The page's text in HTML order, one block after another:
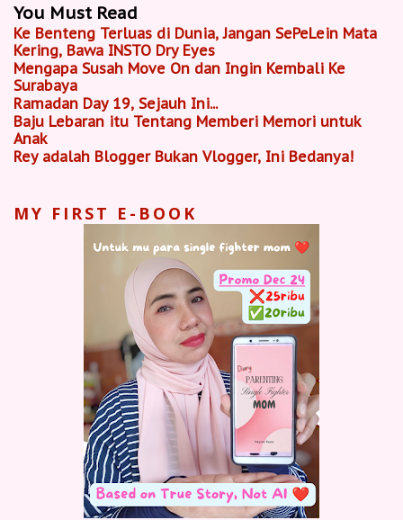
You Must Read
Ke Benteng Terluas di Dunia, Jangan SePeLein Mata
Kering, Bawa INSTO Dry Eyes
Mengapa Susah Move On dan Ingin Kembali Ke
Surabaya
Ramadan Day 19, Sejauh Ini...
Baju Lebaran itu Tentang Memberi Memori untuk
Anak
Rey adalah Blogger Bukan Vlogger, Ini Bedanya!
MY FIRST E-BOOK